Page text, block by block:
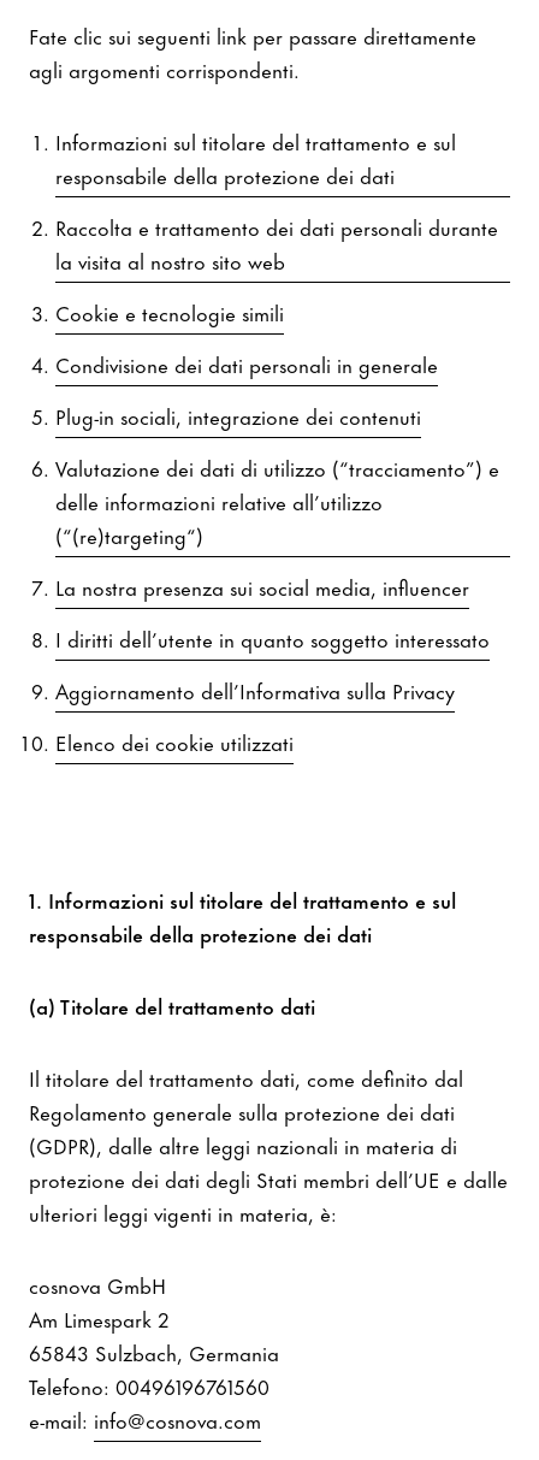
Fate clic sui seguenti link per passare direttamente
agli argomenti corrispondenti.
Informazioni sul titolare del trattamento e sul
responsabile della protezione dei dati
Raccolta e trattamento dei dati personali durante
la visita al nostro sito web
Cookie e tecnologie simili
Condivisione dei dati personali in generale
Plug-in sociali, integrazione dei contenuti
Valutazione dei dati di utilizzo (“tracciamento”) e
delle informazioni relative all’utilizzo
(“(re)targeting“)
La nostra presenza sui social media, influencer
I diritti dell’utente in quanto soggetto interessato
Aggiornamento dell’Informativa sulla Privacy
Elenco dei cookie utilizzati
1. Informazioni sul titolare del trattamento e sul
responsabile della protezione dei dati
(a) Titolare del trattamento dati
Il titolare del trattamento dati, come definito dal
Regolamento generale sulla protezione dei dati
(GDPR), dalle altre leggi nazionali in materia di
protezione dei dati degli Stati membri dell’UE e dalle
ulteriori leggi vigenti in materia, è:
cosnova GmbH
Am Limespark 2
65843 Sulzbach, Germania
Telefono: 00496196761560
e-mail: info@cosnova.com